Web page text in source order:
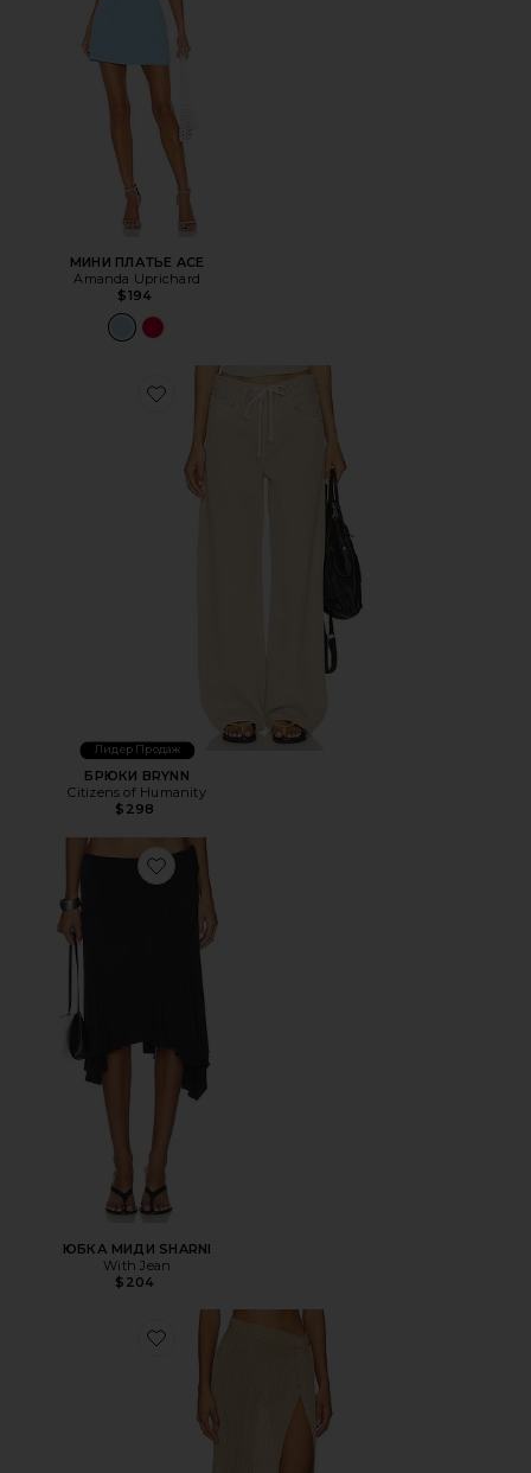
МИНИ ПЛАТЬЕ ACE
Amanda Uprichard
$194
Favorite БРЮКИ BRYNN
Лидер Продаж
БРЮКИ BRYNN
Citizens of Humanity
$298
Favorite ЮБКА МИДИ SHARNI
ЮБКА МИДИ SHARNI
With Jean
$204
Favorite ЮБКА HEART OF GOLD